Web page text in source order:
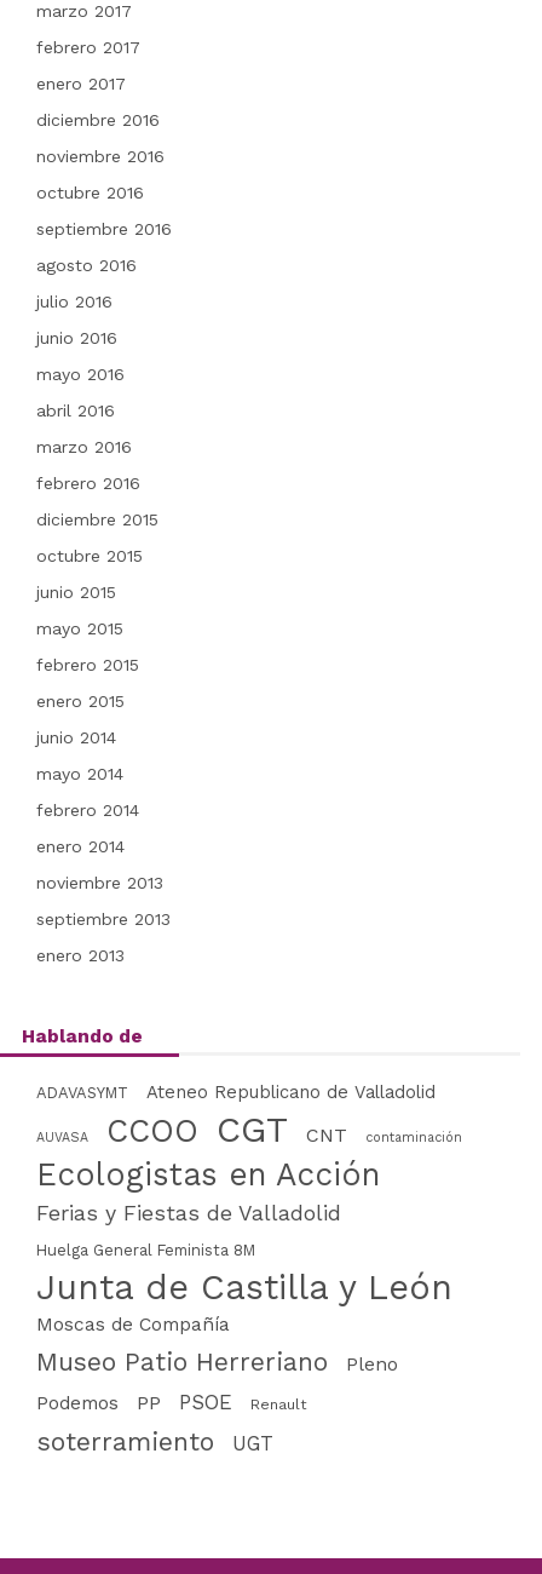
marzo 2017
febrero 2017
enero 2017
diciembre 2016
noviembre 2016
octubre 2016
septiembre 2016
agosto 2016
julio 2016
junio 2016
mayo 2016
abril 2016
marzo 2016
febrero 2016
diciembre 2015
octubre 2015
junio 2015
mayo 2015
febrero 2015
enero 2015
junio 2014
mayo 2014
febrero 2014
enero 2014
noviembre 2013
septiembre 2013
enero 2013
Hablando de
ADAVASYMT Ateneo Republicano de Valladolid
AUVASA CCOO CGT CNT contaminación
Ecologistas en Acción
Ferias y Fiestas de Valladolid
Huelga General Feminista 8M
Junta de Castilla y León
Moscas de Compañía
Museo Patio Herreriano
Pleno
Podemos
PP PSOE Renault
soterramiento UGT